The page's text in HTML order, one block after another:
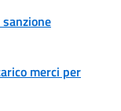
merci per